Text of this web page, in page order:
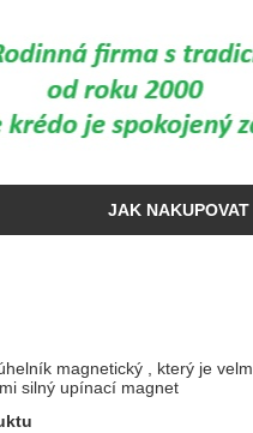
JAK NAKUPOVAT
magnetický , který je
silný upínací magnet